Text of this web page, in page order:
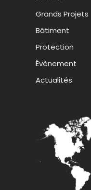
Grands Projets
Bâtiment
Protection
Évènement
Actualités